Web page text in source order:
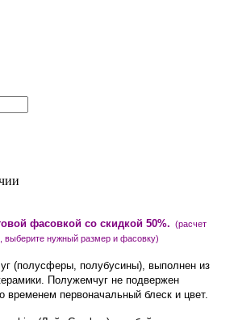
фасовкой со скидкой 50%. (расчет
выберите нужный размер и фасовку)
(полусферы, полубусины), выполнен из
Полужемчуг не подвержен
временем первоначальный блеск и цвет.